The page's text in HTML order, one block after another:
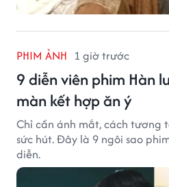
PHIM ẢNH 1 giờ trước
9 diễn viên phim Hàn
màn kết hợp ăn ý
Chỉ cần ánh mắt, cách tương
sức hút. Đây là 9 ngôi sao
diễn.